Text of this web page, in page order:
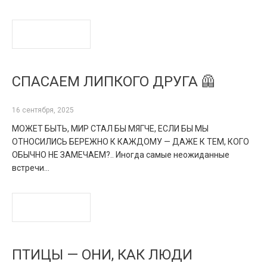
СПАСАЕМ ЛИПКОГО ДРУГА 🦺
16 сентября, 2025
МОЖЕТ БЫТЬ, МИР СТАЛ БЫ МЯГЧЕ, ЕСЛИ БЫ МЫ
ОТНОСИЛИСЬ БЕРЕЖНО К КАЖДОМУ — ДАЖЕ К ТЕМ, КОГО
ОБЫЧНО НЕ ЗАМЕЧАЕМ?.. Иногда самые неожиданные
встречи…
ПТИЦЫ — ОНИ, КАК ЛЮДИ